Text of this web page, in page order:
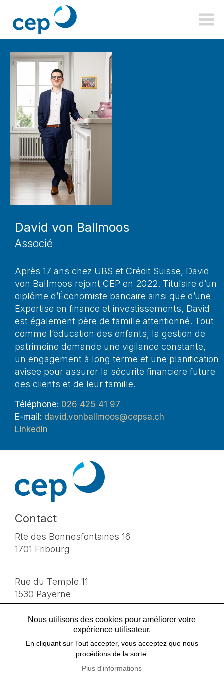
cepsa.ch
Associé
David von Ballmoos
Après 17 ans chez UBS et Crédit Suisse, David
von Ballmoos rejoint CEP en 2022. Titulaire d’un
diplôme d’Économiste bancaire ainsi que d’une
Expertise en finance et investissements, David
est également père de famille attentionné. Tout
comme l’éducation des enfants, la gestion de
patrimoine demande une vigilance constante,
un engagement à long terme et une planification
avisée pour assurer la sécurité financière future
des clients et de leur famille.
Téléphone: 026 425 41 97
E-mail: david.vonballmoos@cepsa.ch
LinkedIn
Contact
Rte des Bonnesfontaines 16
1701 Fribourg
Rue du Temple 11
1530 Payerne
T 026 425 41 90
info@cepsa.ch
Nous utilisons des cookies pour améliorer votre
expérience utilisateur.
En cliquant sur Tout accepter, vous acceptez que nous
procédions de la sorte.
Plus d'informations